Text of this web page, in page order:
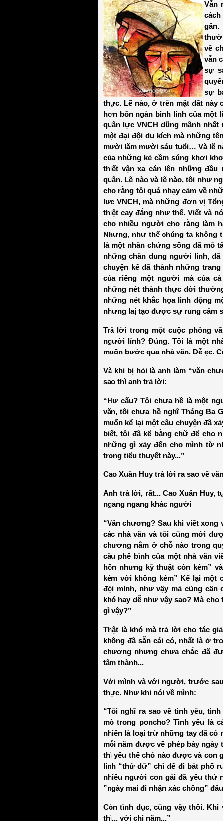
Vẫn
về
vẫn
sự
sự
thực. Lẽ nào, ở trên mặt đất
hơn bốn ngàn binh lính của một
quân lực VNCH dũng mãnh
một đại đội du kích mà những
mười lăm mười sáu tuổi… Và lẽ
của những kẻ cầm súng khơi
thiết vận xa cán lên những
quân. Lẽ nào và lẽ nào, tôi như
cho rằng tôi quá nhạy cảm về
lưc VNCH, mà những đơn vị
thiệt cay đắng như thế. Viết và
cho nhiều người cho rằng làm
Nhưng, như thế chúng ta không
là một nhân chứng sống đã mô
những chân dung người lính,
chuyện kể đã thành những
của riêng một người mà của
những nét thành thực đời
những nét khắc họa linh động
nhưng laị tạo được sự rung cảm
Trả lời trong một cuộc phỏng
người lính? Đúng. Tôi là một
muốn bước qua nhà văn. Dễ ẹc.
Và khi bị hỏi là anh làm “văn
sao thì anh trả lời:
“Hư cấu? Tôi chưa hề là một
văn, tôi chưa hề nghĩ Tháng Ba
muốn kể lại một câu chuyện đã
biết, tôi đã kể bằng chữ để cho
những gì xảy đến cho mình từ
trong tiểu thuyết này...”
Cao Xuân Huy trả lời ra sao về
Anh trả lời, rất... Cao Xuân Huy,
ngang ngang khác người
“Văn chương? Sau khi viết xong
các nhà văn và tôi cũng mới
chương nằm ở chỗ nào trong
câu phê bình của một nhà văn
hồn nhưng kỹ thuật còn kém”
kém với không kém” Kể lại một
đội mình, như vậy mà cũng cần
khó hay dễ như vậy sao? Mà
gì vậy?”
Thật là khó mà trả lời cho tác
không đã sẵn cái có, nhất là ở
chương nhưng chưa chắc đã
tâm thành...
Với mình và với người, trước
thực. Như khi nói về mình:
“Tôi nghĩ ra sao về tình yêu,
mò trong poncho? Tình yêu là
nhiên là loại trừ những tay đã
mỗi năm được về phép bảy ngày
thì yêu thế chó nào được và con
lính “thứ dữ” chỉ để đi bát phố
nhiêu người con gái đã yêu thứ
”ngày mai đi nhận xác chồng”
Còn tình dục, cũng vậy thôi. Khi
thì... với chị năm...”